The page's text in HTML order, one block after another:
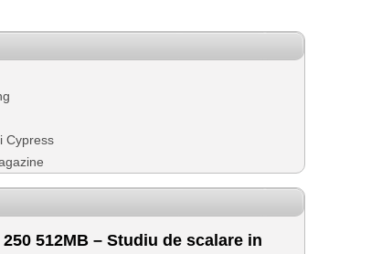
Cypress
512MB – Studiu de scalare in